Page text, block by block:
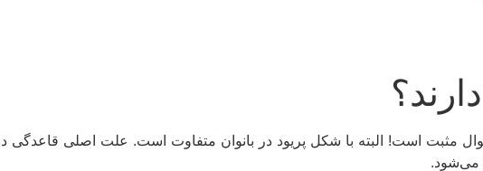
مثبت است! البته با شکل پریود در بانوان متفاوت است. علت اصلی
می‌شود.